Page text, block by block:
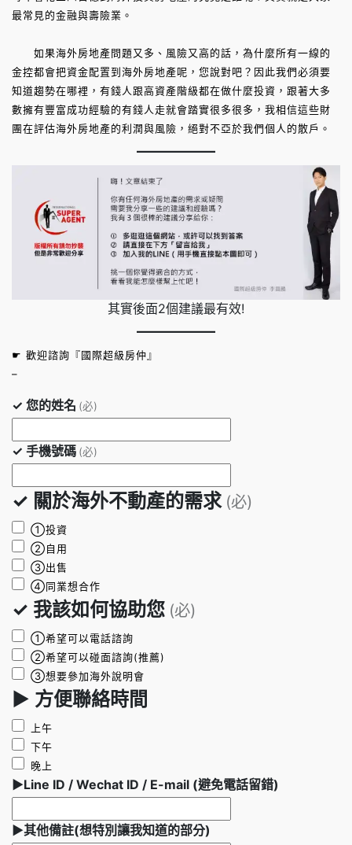
最常見的金融與壽險業。
如果海外房地產問題又多、風險又高的話，為什麼所有一線的
金控都會把資金配置到海外房地產呢，您說對吧？因此我們必須要
知道趨勢在哪裡，有錢人跟高資產階級都在做什麼投資，跟著大多
數擁有豐富成功經驗的有錢人走就會踏實很多很多，我相信這些財
團在評估海外房地產的利潤與風險，絕對不亞於我們個人的散戶。
其實後面2個建議最有效!
☛ 歡迎諮詢『國際超級房仲』
–
✓ 您的姓名 (必)
✓ 手機號碼 (必)
✓ 關於海外不動產的需求 (必)
①投資
②自用
③出售
④同業想合作
✓ 我該如何協助您 (必)
①希望可以電話諮詢
②希望可以碰面諮詢(推薦)
③想要參加海外說明會
► 方便聯絡時間
上午
下午
晚上
►Line ID / Wechat ID / E-mail (避免電話留錯)
►其他備註(想特別讓我知道的部分)